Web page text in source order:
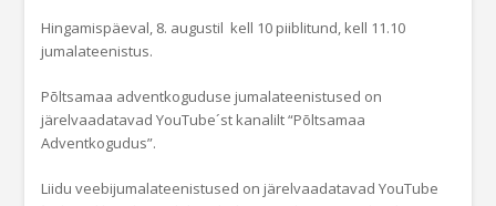
Hingamispäeval, 8. augustil kell 10 piiblitund, kell 11.10
jumalateenistus.
Põltsamaa adventkoguduse jumalateenistused on
järelvaadatavad YouTube´st kanalilt “Põltsamaa
Adventkogudus”.
Liidu veebijumalateenistused on järelvaadatavad YouTube